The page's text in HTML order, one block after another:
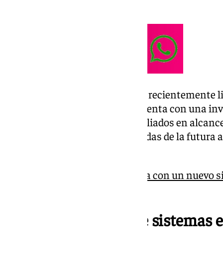
Este nuevo contrato se suma al
de la obra civil del metro, que cuenta con una
Ambos contratos han sido ampliados en
también las necesidades derivadas de la futura
El Metro de Granada cuenta con un nuevo
Cobertura integral de sistemas